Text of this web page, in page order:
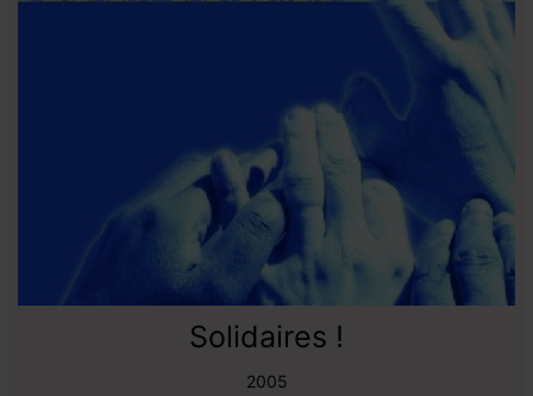
Solidaires !
2005